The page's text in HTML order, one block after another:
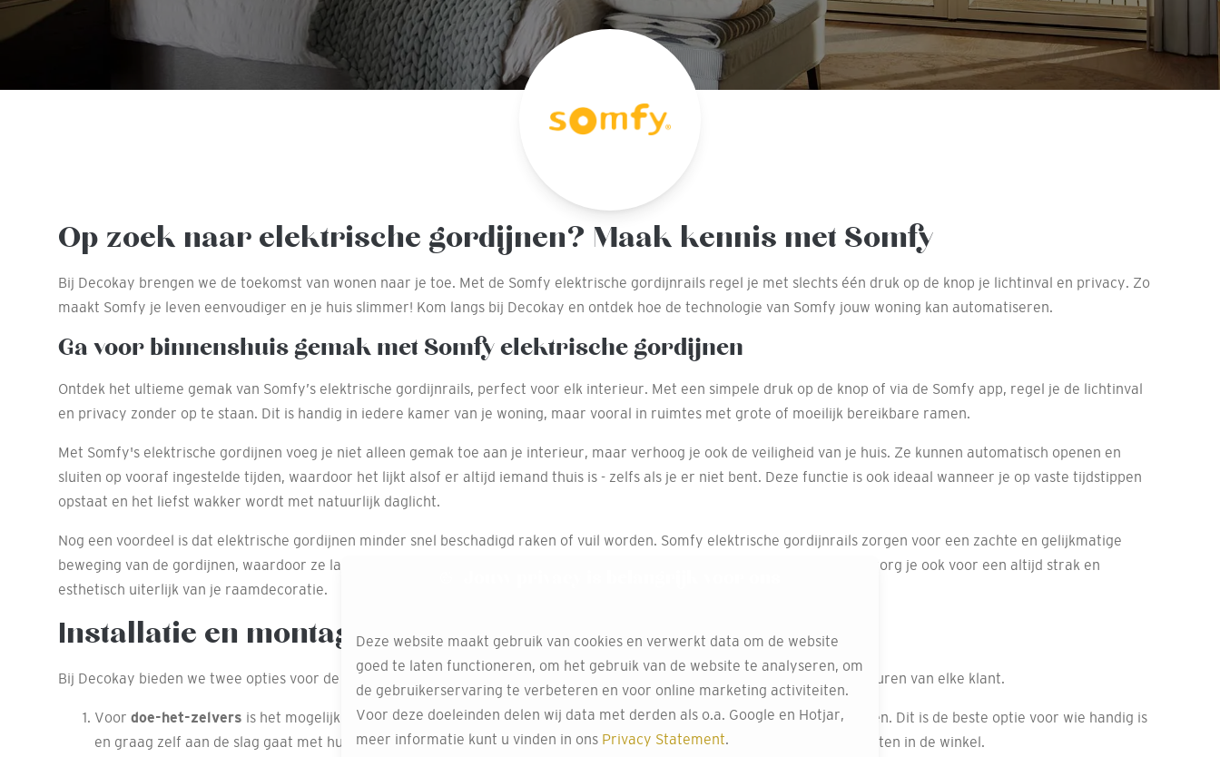
Op zoek naar elektrische gordijnen? Maak kennis met Somfy
Bij Decokay brengen we de toekomst van wonen naar je toe. Met de Somfy elektrische gordijnrails regel je met slechts één druk op de knop je lichtinval en privacy. Zo
maakt Somfy je leven eenvoudiger en je huis slimmer! Kom langs bij Decokay en ontdek hoe de technologie van Somfy jouw woning kan automatiseren.
Ga voor binnenshuis gemak met Somfy elektrische gordijnen
Ontdek het ultieme gemak van Somfy’s elektrische gordijnrails, perfect voor elk interieur. Met een simpele druk op de knop of via de Somfy app, regel je de lichtinval
en privacy zonder op te staan. Dit is handig in iedere kamer van je woning, maar vooral in ruimtes met grote of moeilijk bereikbare ramen.
Met Somfy's elektrische gordijnen voeg je niet alleen gemak toe aan je interieur, maar verhoog je ook de veiligheid van je huis. Ze kunnen automatisch openen en
sluiten op vooraf ingestelde tijden, waardoor het lijkt alsof er altijd iemand thuis is - zelfs als je er niet bent. Deze functie is ook ideaal wanneer je op vaste tijdstippen
opstaat en het liefst wakker wordt met natuurlijk daglicht.
Nog een voordeel is dat elektrische gordijnen minder snel beschadigd raken of vuil worden. Somfy elektrische gordijnrails zorgen voor een zachte en gelijkmatige
beweging van de gordijnen, waardoor ze langer mooi blijven. Zo verleng je niet alleen de levensduur van je gordijnen, maar zorg je ook voor een altijd strak en
esthetisch uiterlijk van je raamdecoratie.
Installatie en montage van Somfy elektrische gordijnen
Bij Decokay bieden we twee opties voor de installatie van Somfy elektrische gordijnrails, passend bij de behoeften en voorkeuren van elke klant.
Voor doe-het-zelvers is het mogelijk om Somfy elektrische gordijnrails zelf aan te schaffen, in te meten en te monteren. Dit is de beste optie voor wie handig is
en graag zelf aan de slag gaat met hun huisautomatisering. Voor advies kun je natuurlijk altijd terecht bij onze specialisten in de winkel.
Deze website maakt gebruik van cookies en verwerkt data om de website
goed te laten functioneren, om het gebruik van de website te analyseren, om
de gebruikerservaring te verbeteren en voor online marketing activiteiten.
Voor deze doeleinden delen wij data met derden als o.a. Google en Hotjar,
meer informatie kunt u vinden in ons Privacy Statement.